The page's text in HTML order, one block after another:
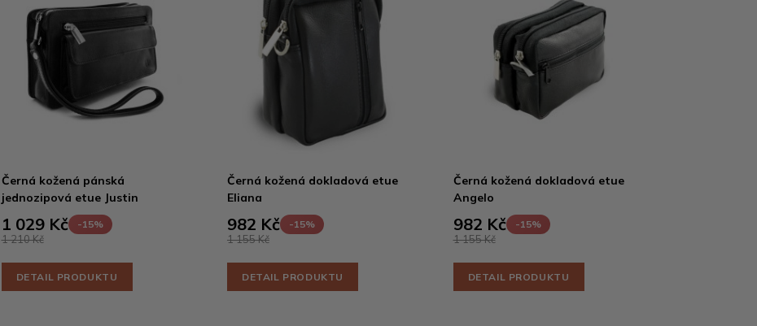
Černá kožená pánská
jednozipová etue Justin
1 029 Kč -15%
1 210 Kč
DETAIL PRODUKTU
Černá kožená dokladová etue
Eliana
982 Kč -15%
1 155 Kč
DETAIL PRODUKTU
Černá kožená dokladová etue
Angelo
982 Kč -15%
1 155 Kč
DETAIL PRODUKTU